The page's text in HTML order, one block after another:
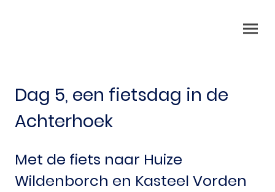
Dag 5, een fietsdag in de
Achterhoek
Met de fiets naar Huize
Wildenborch en Kasteel Vorden